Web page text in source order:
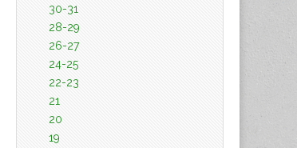
30-31
28-29
26-27
24-25
22-23
21
20
19